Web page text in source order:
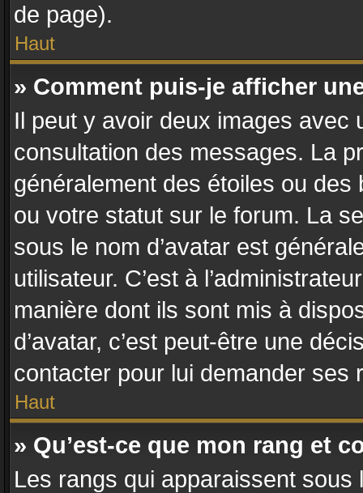
de page).
Haut
» Comment puis-je afficher
Il peut y avoir deux images avec
consultation des messages. La
généralement des étoiles ou
ou votre statut sur le forum. La
sous le nom d’avatar est
utilisateur. C’est à
manière dont ils sont mis à
d’avatar, c’est peut-être une
contacter pour lui demander ses
Haut
» Qu’est-ce que mon rang et
Les rangs qui apparaissent sous